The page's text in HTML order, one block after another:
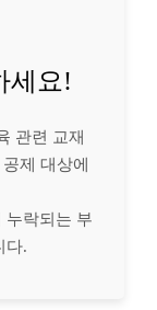
세요!
관련 교재
제 대상에
누락되는 부
다.